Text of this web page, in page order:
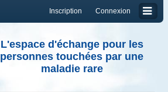
Connexion
Inscription
L'espace d'échange pour les
personnes touchées par une
maladie rare